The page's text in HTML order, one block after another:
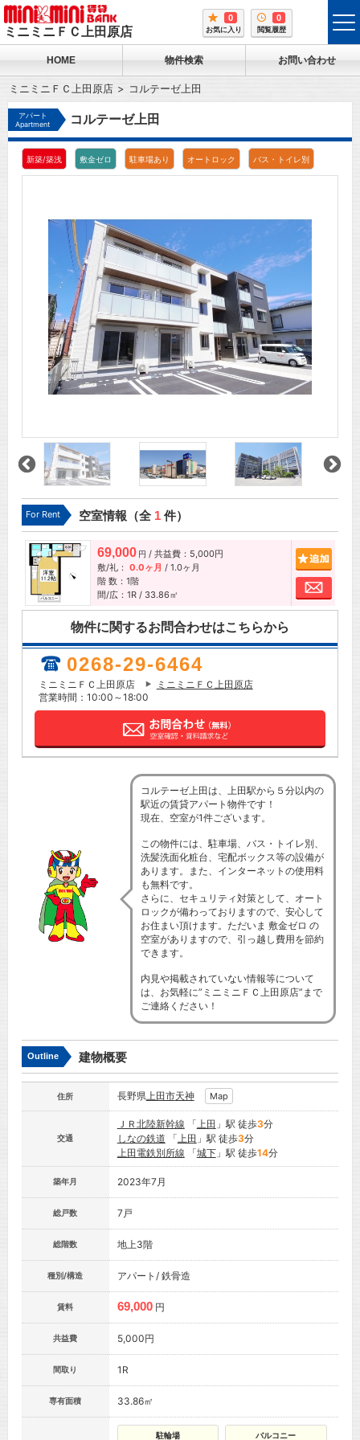
ミニミニＦＣ上田原店
0
お気に入り
0
閲覧履歴
HOME 物件検索 お問い合わせ
ミニミニＦＣ上田原店 コルテーゼ上田
アパート
Apartment
コルテーゼ上田
新築/築浅 敷金ゼロ 駐車場あり オートロック バス・トイレ別
For Rent 空室情報（全 1件）
69,000 円 / 共益費：5,000円
敷/礼： 0.0ヶ月 / 1.0ヶ月
階 数：1階
間/広：1R / 33.86㎡
お問
物件に関するお問合わせはこちらから
0268-29-6464
ミニミニＦＣ上田原店
ミニミニＦＣ上田原店
営業時間：10:00～18:00
コルテーゼ上田は、上田駅から５分以内の
駅近の賃貸アパート物件です！
現在、空室が1件ございます。
この物件には、駐車場、バス・トイレ別、
洗髪洗面化粧台、宅配ボックス等の設備が
あります。また、インターネットの使用料
も無料です。
さらに、セキュリティ対策として、オート
ロックが備わっておりますので、安心して
お住まい頂けます。ただいま 敷金ゼロ の
空室がありますので、引っ越し費用を節約
できます。
内見や掲載されていない情報等について
は、お気軽に”ミニミニＦＣ上田原店”まで
ご連絡ください！
Outline 建物概要
住所 長野県上田市天神 Map
交通
ＪＲ北陸新幹線 「上田 」駅 徒歩3分
しなの鉄道 「上田 」駅 徒歩3分
上田電鉄別所線 「城下」駅 徒歩14分
築年月 2023年7月
総戸数 7戸
総階数 地上3階
種別/構造 アパート/ 鉄骨造
賃料 69,000 円
共益費 5,000円
間取り 1R
専有面積 33.86㎡
駐輪場 バルコニー